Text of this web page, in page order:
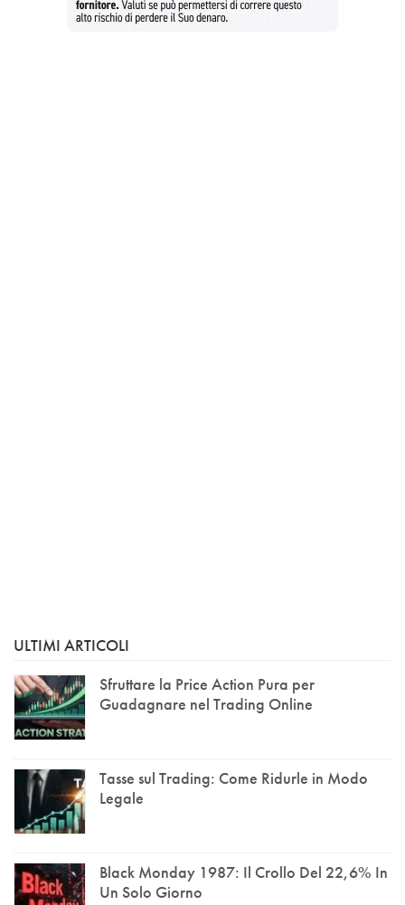
ULTIMI ARTICOLI
Sfruttare la Price Action Pura per
Guadagnare nel Trading Online
Tasse sul Trading: Come Ridurle in Modo
Legale
Black Monday 1987: Il Crollo Del 22,6% In
Un Solo Giorno